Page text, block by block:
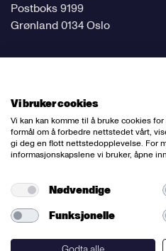
Postboks 9199
Grønland 0134 Oslo
Følg oss på sosiale medier
Nettredaktør:Willy Bergsnov
Varsling og etiske
Redegjørelse etter
Vi bruker cookies
Vi kan kan komme til å bruke cookies
formål om å forbedre nettstedet vårt,
gi deg en flott nettstedopplevelse. For
informasjonskapslene vi bruker, åpne
Nødvendige
Funksjonelle